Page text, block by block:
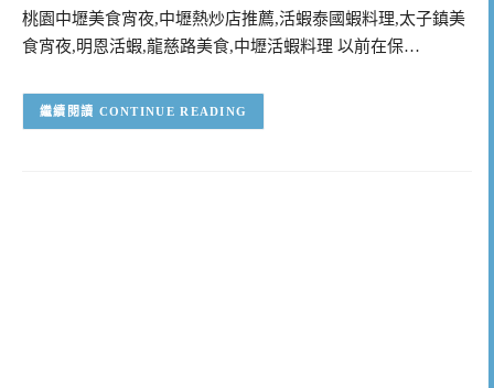
桃園中壢美食宵夜,中壢熱炒店推薦,活蝦泰國蝦料理,太子鎮美
食宵夜,明恩活蝦,龍慈路美食,中壢活蝦料理 以前在保…
CONTINUE READING